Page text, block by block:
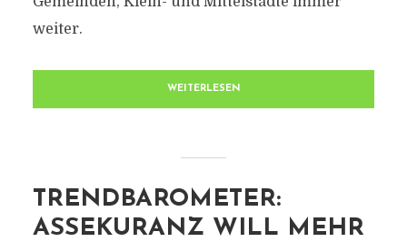
weiter.
WEITERLESEN
TRENDBAROMETER:
ASSEKURANZ WILL MEHR